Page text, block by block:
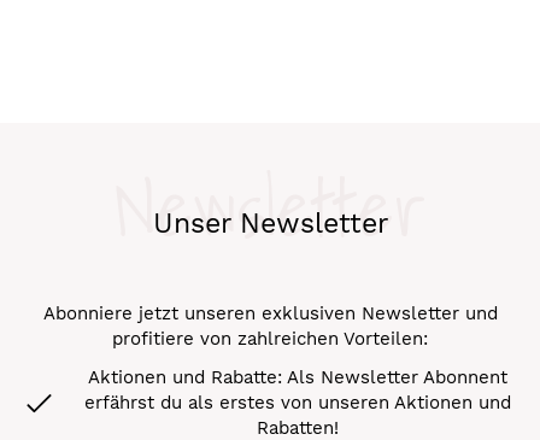
Unser Newsletter
Newsletter
Abonniere jetzt unseren exklusiven Newsletter und
profitiere von zahlreichen Vorteilen:
Aktionen und Rabatte: Als Newsletter Abonnent
erfährst du als erstes von unseren Aktionen und
Rabatten!